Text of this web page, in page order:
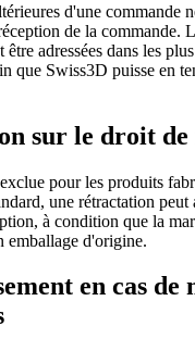
d'une commande
de la commande.
adressées dans les
que Swiss3D puisse en
sur le droit
pour les produits
une rétractation
à condition que la
emballage d'origine.
en cas de